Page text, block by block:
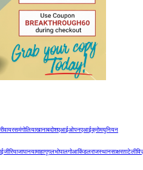
वायरसमंगोलियाखानाबदोशएआईओपनएआईक्रोमयुनियन
जापानयामाहागूगलभोपालगोआकिंडलराजस्थानसाक्षरता